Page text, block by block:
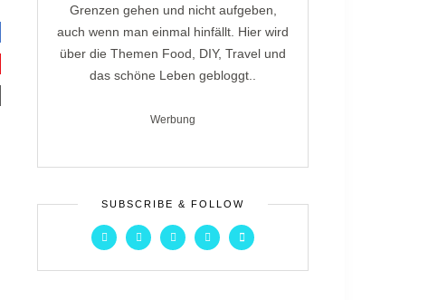
Grenzen gehen und nicht aufgeben,
auch wenn man einmal hinfällt. Hier wird
über die Themen Food, DIY, Travel und
das schöne Leben gebloggt..
Werbung
SUBSCRIBE & FOLLOW